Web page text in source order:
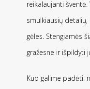
reikalaujanti
smulkiausių detalių,
gėles. Stengiamės
gražesne ir išpildyti
Kuo galime padėti: